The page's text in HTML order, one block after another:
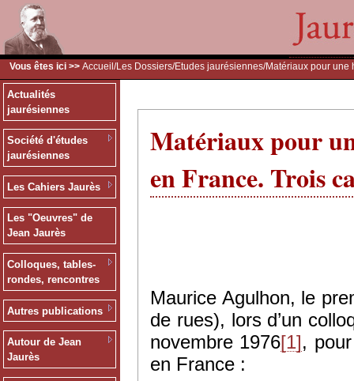
Vous êtes ici >> Accueil /Les Dossiers/Etudes jaurésiennes/Matériaux pour une
Actualités
jaurésiennes
Société d'études
jaurésiennes
Les Cahiers Jaurès
Les "Oeuvres" de
Jean Jaurès
Colloques, tables-
rondes, rencontres
Autres publications
Autour de Jean
Jaurès
Matériaux pour
en France. Trois
Maurice Agulhon, le
de rues), lors d’un
novembre 1976[1],
en France :